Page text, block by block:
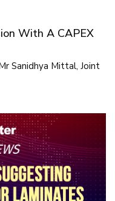
With A CAPEX
Sanidhya Mittal, Joint